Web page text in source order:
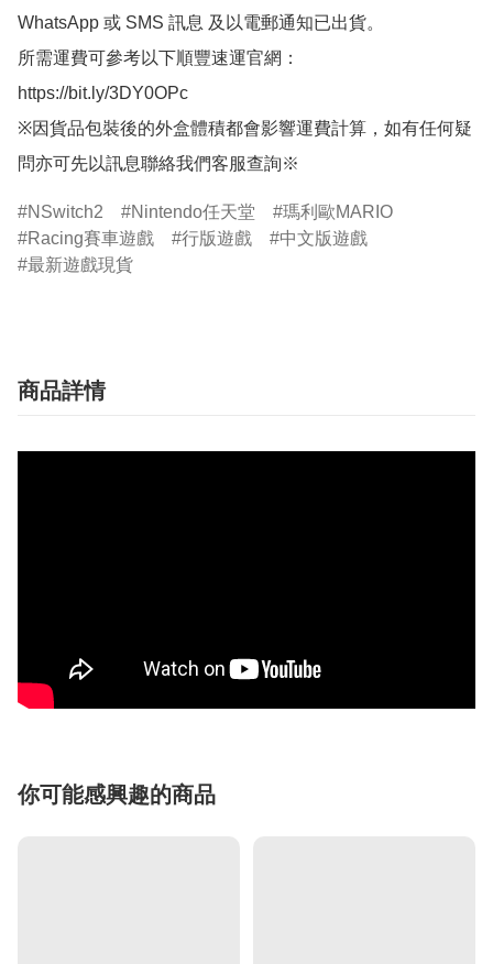
WhatsApp 或 SMS 訊息 及以電郵通知已出貨。
所需運費可參考以下順豐速運官網：
https://bit.ly/3DY0OPc
※因貨品包裝後的外盒體積都會影響運費計算，如有任何疑
問亦可先以訊息聯絡我們客服查詢※
NSwitch2 Nintendo任天堂
瑪利歐MARIO
Racing賽車遊戲
行版遊戲
中文版遊戲
最新遊戲現貨
商品詳情
你可能感興趣的商品